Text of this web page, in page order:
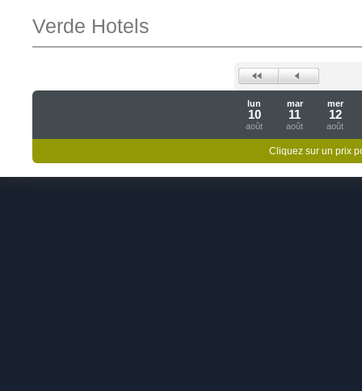
Verde Hotels
lun
10
août
mar
11
août
mer
12
août
Cliquez sur un prix